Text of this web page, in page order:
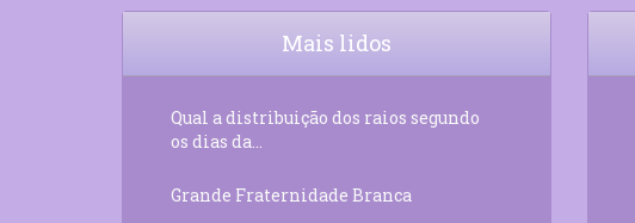
Mais lidos
Qual a distribuição dos raios segundo
os dias da...
Grande Fraternidade Branca